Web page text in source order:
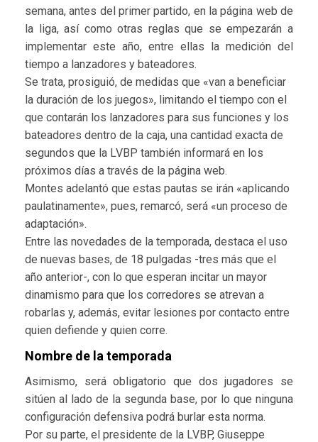
semana, antes del primer partido, en la página web de
la liga, así como otras reglas que se empezarán a
implementar este año, entre ellas la medición del
tiempo a lanzadores y bateadores.
Se trata, prosiguió, de medidas que «van a beneficiar
la duración de los juegos», limitando el tiempo con el
que contarán los lanzadores para sus funciones y los
bateadores dentro de la caja, una cantidad exacta de
segundos que la LVBP también informará en los
próximos días a través de la página web.
Montes adelantó que estas pautas se irán «aplicando
paulatinamente», pues, remarcó, será «un proceso de
adaptación».
Entre las novedades de la temporada, destaca el uso
de nuevas bases, de 18 pulgadas -tres más que el
año anterior-, con lo que esperan incitar un mayor
dinamismo para que los corredores se atrevan a
robarlas y, además, evitar lesiones por contacto entre
quien defiende y quien corre.
Nombre de la temporada
Asimismo, será obligatorio que dos jugadores se
sitúen al lado de la segunda base, por lo que ninguna
configuración defensiva podrá burlar esta norma.
Por su parte, el presidente de la LVBP, Giuseppe